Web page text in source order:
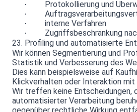
· Protokollierung und
·
· interne Verfahren
·
Zugriffsbeschränkung
23. Profiling und automatisierte
Wir können Segmentierung und
Statistik und Verbesserung des
Dies kann beispielsweise auf
Klickverhalten oder Interaktion
Wir treffen keine Entscheidungen,
automatisierter Verarbeitung